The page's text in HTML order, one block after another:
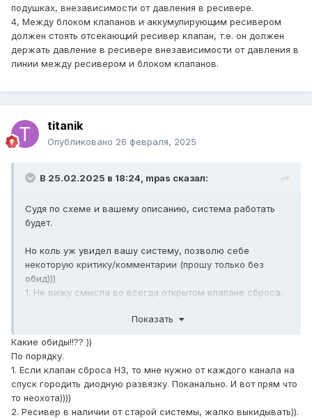
подушках, внезависимости от давления в ресивере.
4, Между блоком клапанов и аккумулирующим ресивером
должен стоять отсекающий ресивер клапан, т.е. он должен
держать давление в ресивере внезависимости от давления в
линии между ресивером и блоком клапанов.
titanik
Опубликовано 26 февраля, 2025
В 25.02.2025 в 18:24, mpas сказал:
Судя по схеме и вашему описанию, система работать
будет.
Но коль уж увидел вашу систему, позволю себе
некоторую критику/комментарии (прошу только без
обид)))
1. Не вижу смысла во всегда открытом клапане сброса,
отложенным временем отключения, чтобы весь воздух
2. Использование "продувочного ресивера 1л" очень
спорное решение. Вы считаете, что при накачке
основного реса + продувочного реса в 1л, и
последующей продувкой влагоотделителя воздухом из
продувочного реса 1л вы удалите всю влагу из
Показать
Какие обиды!!?? ))
По порядку.
1. Если клапан сброса НЗ, то мне нужно от каждого канала на
спуск городить диодную развязку. Поканально. И вот прям что
то неохота))))
2. Ресивер в наличии от старой системы, жалко выкидывать)).